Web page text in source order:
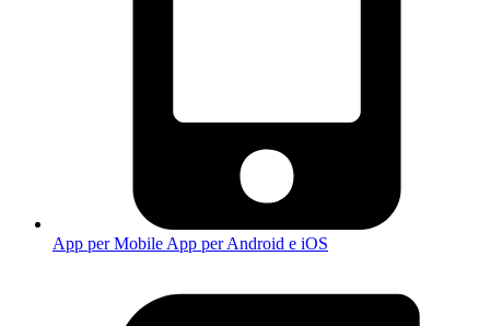
App per Mobile App per Android e iOS